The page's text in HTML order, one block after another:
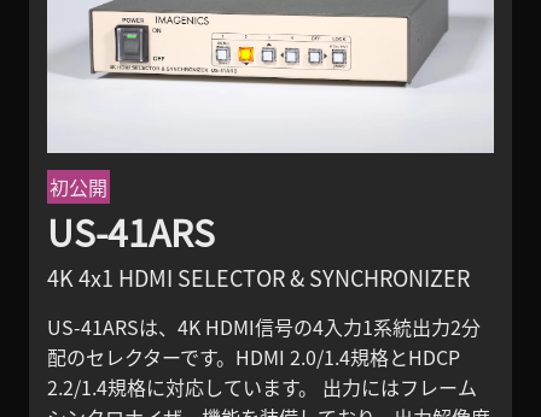
初公開
US-41ARS
4K 4x1 HDMI SELECTOR & SYNCHRONIZER
US-41ARSは、4K HDMI信号の4入力1系統出力2分
配のセレクターです。HDMI 2.0/1.4規格とHDCP
2.2/1.4規格に対応しています。 出力にはフレーム